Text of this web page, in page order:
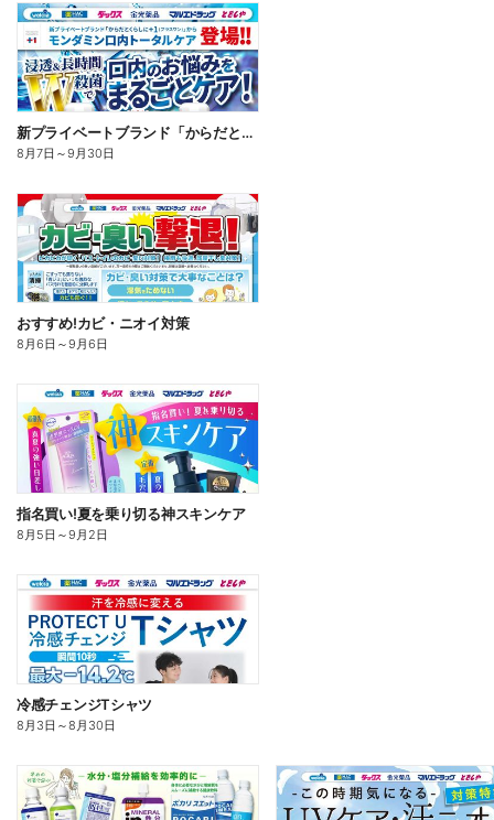
新プライベートブランド「からだとくらしに+1(プラスワン)」よりモンダミン口内トータルケア登場!
8月7日 ～9月30日
おすすめ!カビ・ニオイ対策
8月6日 ～9月6日
指名買い!夏を乗り切る神スキンケア
8月5日 ～9月2日
冷感チェンジTシャツ
8月3日 ～8月30日